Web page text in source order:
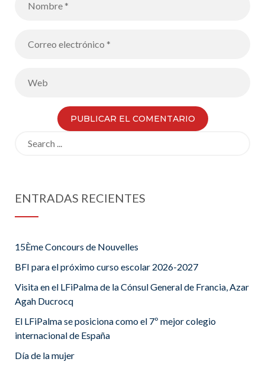
ENTRADAS RECIENTES
15Ème Concours de Nouvelles
BFI para el próximo curso escolar 2026-2027
Visita en el LFiPalma de la Cónsul General de Francia, Azar
Agah Ducrocq
El LFiPalma se posiciona como el 7º mejor colegio
internacional de España
Día de la mujer